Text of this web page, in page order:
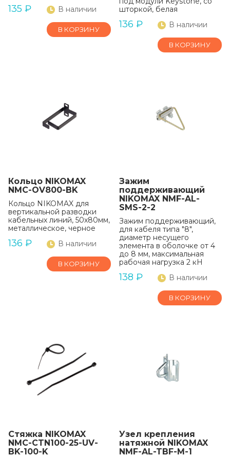
135 ₽ В наличии
В КОРЗИНУ
шторкой, белая
136 ₽ В наличии
В КОРЗИНУ
Кольцо NIKOMAX
NMC-OV800-BK
Кольцо NIKOMAX для
вертикальной разводки
кабельных линий, 50х80мм,
металлическое, черное
136 ₽ В наличии
В КОРЗИНУ
Зажим
поддерживающий
NIKOMAX NMF-AL-
SMS-2-2
Зажим поддерживающий,
для кабеля типа "8",
диаметр несущего
элемента в оболочке от 4
до 8 мм, максимальная
рабочая нагрузка 2 кН
138 ₽ В наличии
В КОРЗИНУ
Стяжка NIKOMAX
NMC-CTN100-25-UV-
BK-100-K
Узел крепления
натяжной NIKOMAX
NMF-AL-TBF-M-1